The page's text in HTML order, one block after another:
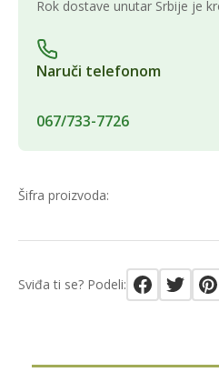
Rok dostave unutar Srbije je
Naruči telefonom
067/733-7726
Šifra proizvoda:
Sviđa ti se? Podeli: